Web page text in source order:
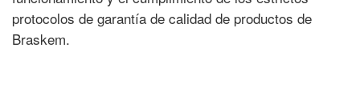
protocolos de garantía de calidad de productos de
Braskem.